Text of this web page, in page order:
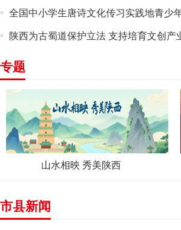
陕西为古蜀道保护立法 支持培育文创产
专题
山水相映 秀美陕西
市县新闻